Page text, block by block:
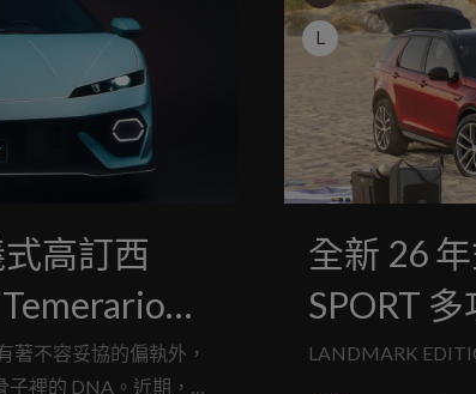
高訂西
雙虎將化身
著不容妥協的偏執外，
裡的 DNA。近期，
L
全新 26
SPORT
LANDMARK